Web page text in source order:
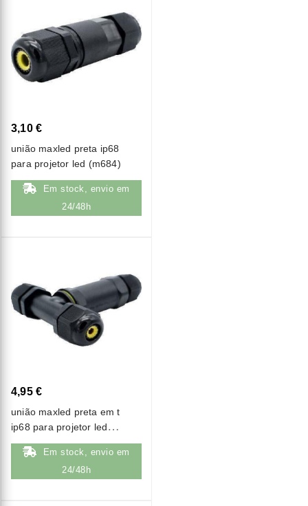
3,10 €
união maxled preta ip68
para projetor led (m684)
Em stock, envio em
24/48h
4,95 €
união maxled preta em t
ip68 para projetor led
(m685-t)
Em stock, envio em
24/48h